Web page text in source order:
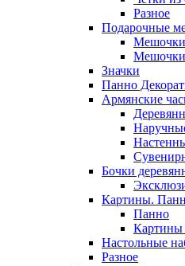
Разное
Подарочные
Мешочки
Мешочки
Значки
Панно
Армянские
Бочки
Картины.
Панно
Настольные
Разное